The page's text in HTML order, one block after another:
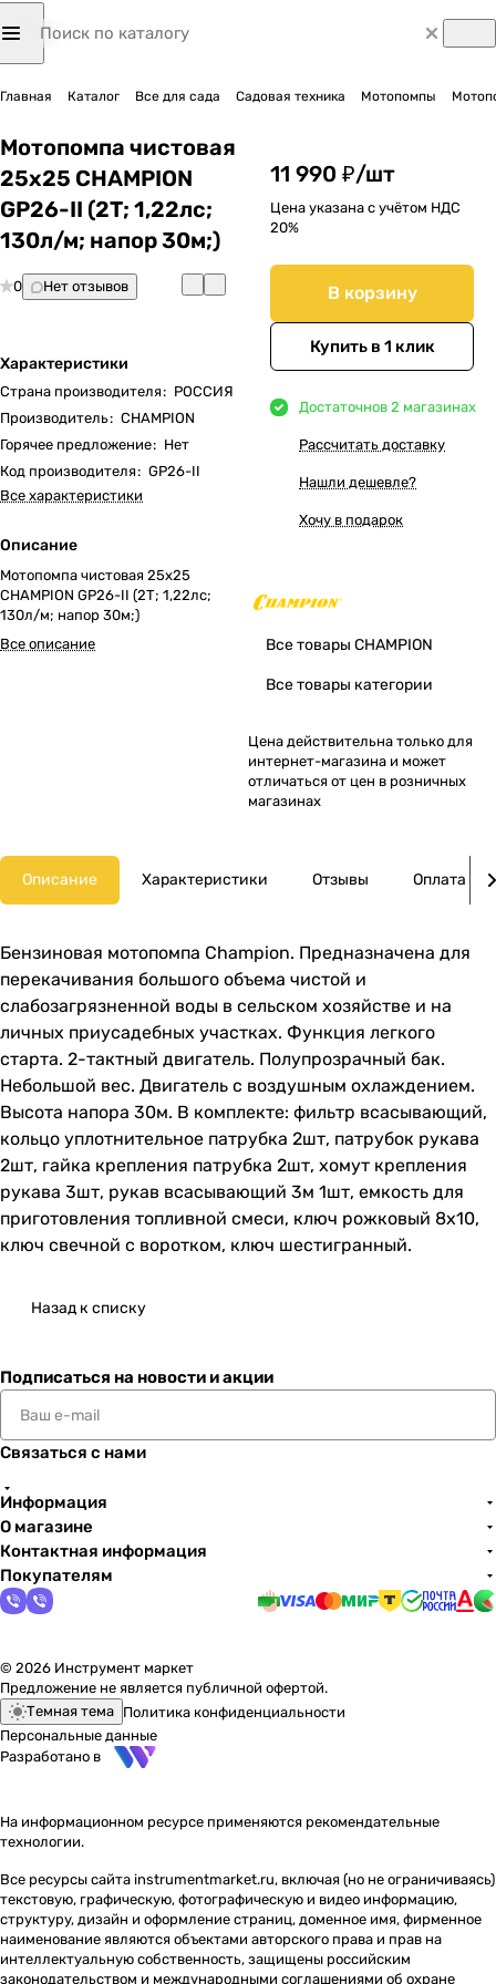
Главная Каталог Все для сада Садовая техника Мотопомпы
Мотопомпа чистовая
25х25 CHAMPION
GP26-II (2Т; 1,22лс;
130л/м; напор 30м;)
0 Нет отзывов
Характеристики
Страна производителя: РОССИЯ
Производитель: CHAMPION
Горячее предложение: Нет
Код производителя: GP26-II
Все характеристики
Описание
Мотопомпа чистовая 25х25
CHAMPION GP26-II (2Т; 1,22лс;
130л/м; напор 30м;)
Все описание
11 990 ₽/шт
Цена указана с учётом НДС
20%
В корзину
Купить в 1 клик
Достаточнов 2 магазинах
Рассчитать доставку
Нашли дешевле?
Хочу в подарок
Все товары CHAMPION
Все товары категории
Цена действительна только для
интернет-магазина и может
отличаться от цен в розничных
магазинах
Описание Характеристики Отзывы Оплата
Бензиновая мотопомпа Champion. Предназначена для
перекачивания большого объема чистой и
слабозагрязненной воды в сельском хозяйстве и на
личных приусадебных участках. Функция легкого
старта. 2-тактный двигатель. Полупрозрачный бак.
Небольшой вес. Двигатель с воздушным охлаждением.
Высота напора 30м. В комплекте: фильтр всасывающий,
кольцо уплотнительное патрубка 2шт, патрубок рукава
2шт, гайка крепления патрубка 2шт, хомут крепления
рукава 3шт, рукав всасывающий 3м 1шт, емкость для
приготовления топливной смеси, ключ рожковый 8х10,
ключ свечной с воротком, ключ шестигранный.
Назад к списку
Подписаться на новости и акции
Связаться с нами
Информация
О магазине
Контактная информация
Покупателям
© 2026 Инструмент маркет
Предложение не является публичной офертой.
Темная тема Политика конфиденциальности
Персональные данные
Разработано в
На информационном ресурсе применяются рекомендательные
технологии.
Все ресурсы сайта instrumentmarket.ru, включая (но не ограничиваясь)
текстовую, графическую, фотографическую и видео информацию,
структуру, дизайн и оформление страниц, доменное имя, фирменное
наименование являются объектами авторского права и прав на
интеллектуальную собственность, защищены российским
законодательством и международными соглашениями об охране